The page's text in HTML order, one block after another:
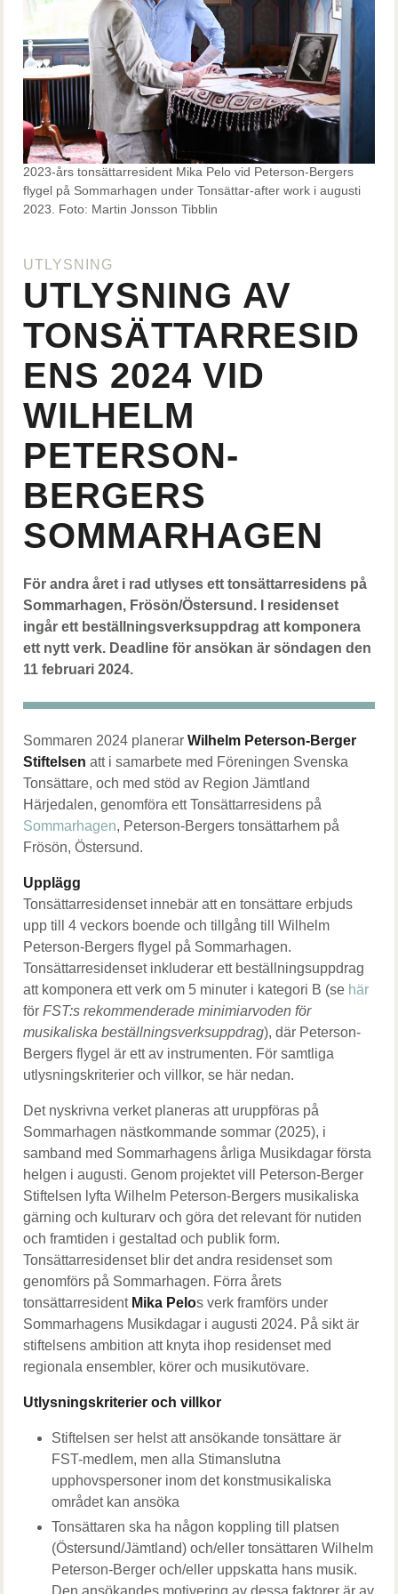
2023-års tonsättarresident Mika Pelo vid Peterson-Bergers
flygel på Sommarhagen under Tonsättar-after work i augusti
2023. Foto: Martin Jonsson Tibblin
UTLYSNING
UTLYSNING AV
TONSÄTTARRESID
ENS 2024 VID
WILHELM
PETERSON-
BERGERS
SOMMARHAGEN
Lead
För andra året i rad utlyses ett tonsättarresidens på
Sommarhagen, Frösön/Östersund. I residenset
ingår ett beställningsverksuppdrag att komponera
ett nytt verk. Deadline för ansökan är söndagen den
11 februari 2024.
body
Sommaren 2024 planerar Wilhelm Peterson-Berger
Stiftelsen att i samarbete med Föreningen Svenska
Tonsättare, och med stöd av Region Jämtland
Härjedalen, genomföra ett Tonsättarresidens på
Sommarhagen, Peterson-Bergers tonsättarhem på
Frösön, Östersund.
Upplägg
Tonsättarresidenset innebär att en tonsättare erbjuds
upp till 4 veckors boende och tillgång till Wilhelm
Peterson-Bergers flygel på Sommarhagen.
Tonsättarresidenset inkluderar ett beställningsuppdrag
att komponera ett verk om 5 minuter i kategori B (se här
för FST:s rekommenderade minimiarvoden för
musikaliska beställningsverksuppdrag), där Peterson-
Bergers flygel är ett av instrumenten. För samtliga
utlysningskriterier och villkor, se här nedan.
Det nyskrivna verket planeras att uruppföras på
Sommarhagen nästkommande sommar (2025), i
samband med Sommarhagens årliga Musikdagar första
helgen i augusti. Genom projektet vill Peterson-Berger
Stiftelsen lyfta Wilhelm Peterson-Bergers musikaliska
gärning och kulturarv och göra det relevant för nutiden
och framtiden i gestaltad och publik form.
Tonsättarresidenset blir det andra residenset som
genomförs på Sommarhagen. Förra årets
tonsättarresident Mika Pelos verk framförs under
Sommarhagens Musikdagar i augusti 2024. På sikt är
stiftelsens ambition att knyta ihop residenset med
regionala ensembler, körer och musikutövare.
Utlysningskriterier och villkor
Stiftelsen ser helst att ansökande tonsättare är
FST-medlem, men alla Stimanslutna
upphovspersoner inom det konstmusikaliska
området kan ansöka
Tonsättaren ska ha någon koppling till platsen
(Östersund/Jämtland) och/eller tonsättaren Wilhelm
Peterson-Berger och/eller uppskatta hans musik.
Den ansökandes motivering av dessa faktorer är av